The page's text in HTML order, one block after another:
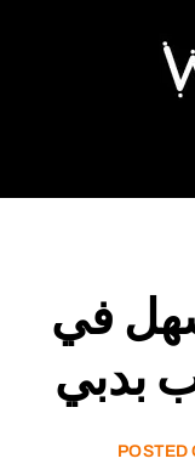
في
بدبي
POSTED